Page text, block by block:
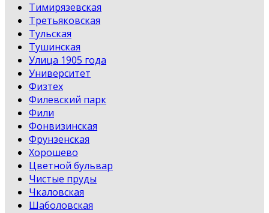
Тимирязевская
Третьяковская
Тульская
Тушинская
Улица 1905 года
Университет
Физтех
Филевский парк
Фили
Фонвизинская
Фрунзенская
Хорошево
Цветной бульвар
Чистые пруды
Чкаловская
Шаболовская